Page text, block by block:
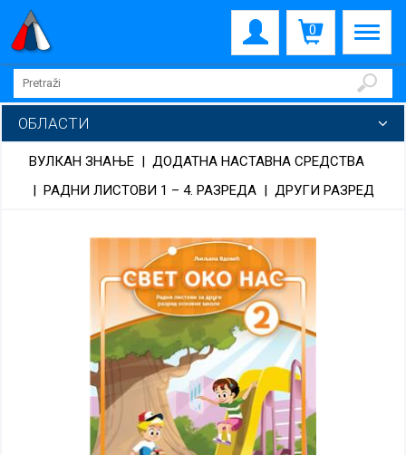
0
ОБЛАСТИ
ВУЛКАН ЗНАЊЕ | ДОДАТНА НАСТАВНА СРЕДСТВА
| РАДНИ ЛИСТОВИ 1 – 4. РАЗРЕДА | ДРУГИ РАЗРЕД